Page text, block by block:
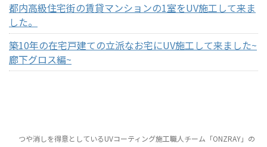
都内高級住宅街の賃貸マンションの1室をUV施工して来ま
した。
築10年の在宅戸建ての立派なお宅にUV施工して来ました~
廊下グロス編~
つや消しを得意としているUVコーティング施工職人チーム「ONZRAY」の